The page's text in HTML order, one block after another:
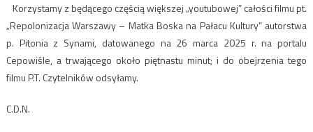
Korzystamy z będącego częścią większej „youtubowej” całości filmu pt.
„Repolonizacja Warszawy – Matka Boska na Pałacu Kultury” autorstwa
p. Pitonia z Synami, datowanego na 26 marca 2025 r. na portalu
Cepowiśle, a trwającego około piętnastu minut; i do obejrzenia tego
filmu P.T. Czytelników odsyłamy.
C.D.N.